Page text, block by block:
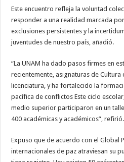
Este encuentro refleja la voluntad
responder a una realidad marcada
exclusiones persistentes y la
juventudes de nuestro país, añadió.
“La UNAM ha dado pasos firmes en
recientemente, asignaturas de Cultura
licenciatura, y ha fortalecido la
pacífica de conflictos Este ciclo
medio superior participaron en un
400 académicas y académicos”, refirió.
Expuso que de acuerdo con el Global
internacionales de paz atraviesan su